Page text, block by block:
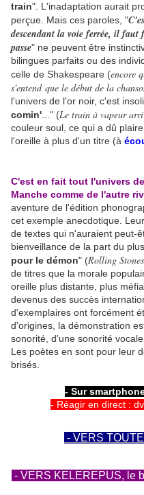
train". L'inadaptation aurait
perçue. Mais ces paroles, "
descendant la voie ferrée, il
passe" ne peuvent être
bilingues parfaits ou des
celle de Shakespeare (encore
s'entend que le début de la
l'univers de l'or noir, c'est
comin' ..." (Le train à vapeur
couleur soul, ce qui a dû
l'oreille à plus d'un titre (à
C'est en fait tout l'univers
Manche comme de l'autre
aventure de l'édition
cet exemple anecdotique.
de textes qui n'auraient peut-
bienveillance de la part du
pour le démon" (Rolling Stones
de titres que la morale
oreille plus distante, plus
devenus des succès
d'exemplaires ont forcément
d'origines, la démonstration
sonorité, d'une sonorité
Les poètes en sont pour leur
brisés.
- Sur
- Réagir en direct :
- VERS
- VERS KELEREPUS, le